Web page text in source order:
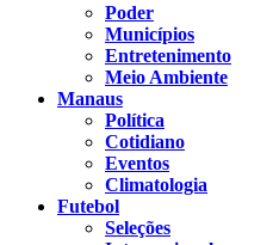
Poder
Municípios
Entretenimento
Meio Ambiente
Manaus
Política
Cotidiano
Eventos
Climatologia
Futebol
Seleções